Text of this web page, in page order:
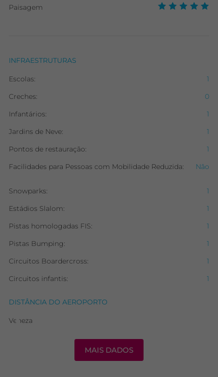
Paisagem
INFRAESTRUTURAS
Escolas:
1
Creches:
0
Infantários:
1
Jardins de Neve:
1
Pontos de restauração:
1
Facilidades para Pessoas com Mobilidade Reduzida:
Não
Snowparks:
1
Estádios Slalom:
1
Pistas homologadas FIS:
1
Pistas Bumping:
1
Circuitos Boardercross:
1
Circuitos infantis:
1
DISTÂNCIA DO AEROPORTO
Veneza
MAIS DADOS